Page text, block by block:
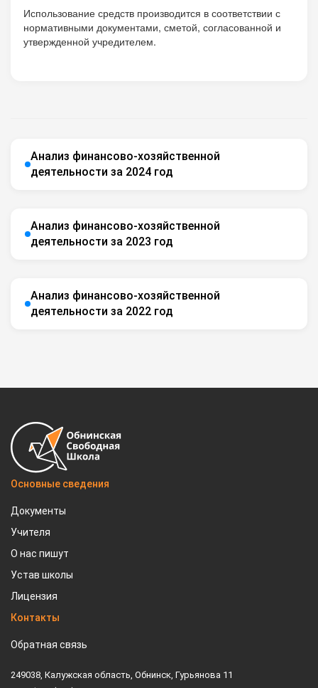
Использование средств производится в соответствии с
нормативными документами, сметой, согласованной и
утвержденной учредителем.
Анализ финансово-хозяйственной
деятельности за 2024 год
Анализ финансово-хозяйственной
деятельности за 2023 год
Анализ финансово-хозяйственной
деятельности за 2022 год
Основные сведения
Документы
Учителя
О нас пишут
Устав школы
Лицензия
Контакты
Обратная связь
249038, Калужская область, Обнинск, Гурьянова 11